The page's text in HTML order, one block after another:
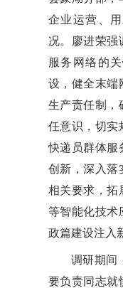
企业运营、
况。廖进荣强
服务网络的
设，健全末端
生产责任制，
任意识，切实
快递员群体服
创新，深入落
相关要求，拓
等智能化技术
政篇建设注入
调研期间
要负责同志就